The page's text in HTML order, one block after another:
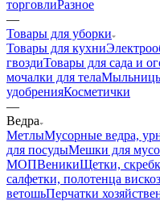
торговлиРазное
—
Товары для уборки
Товары для кухни
гвоздиТовары для сада и
мочалки для тела
удобренияКосметички
—
Ведра
МетлыМусорные ведра,
для посудыМешки для
МОПВеникиЩетки,
салфетки, полотенца
ветошьПерчатки